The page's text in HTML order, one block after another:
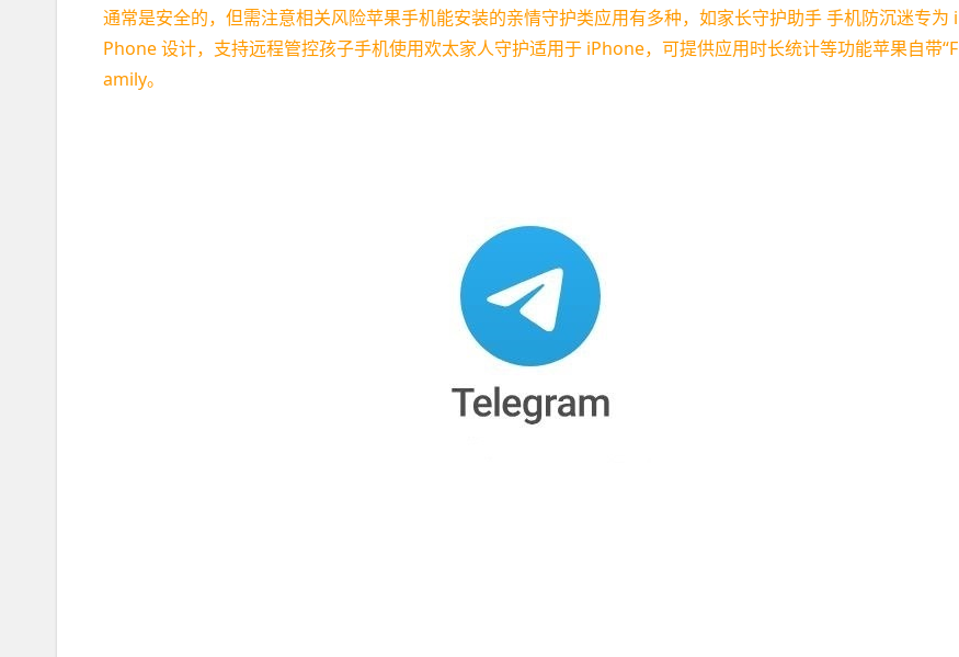
通常是安全的，但需注意相关风险苹果手机能安装的亲情守护类应用有多种，如家长守护助手 手机防沉迷专为 i
Phone 设计，支持远程管控孩子手机使用欢太家人守护适用于 iPhone，可提供应用时长统计等功能苹果自带“F
amily。